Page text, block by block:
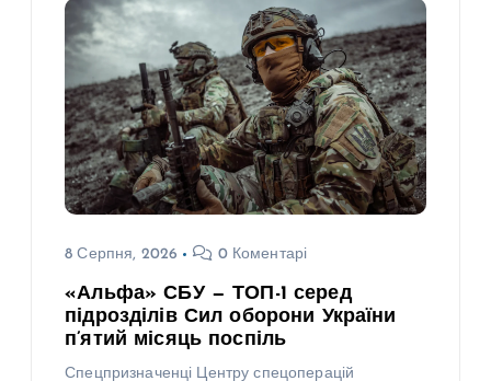
8 Серпня, 2026 0 Коментарі
«Альфа» СБУ — ТОП-1 серед
підрозділів Сил оборони України
п’ятий місяць поспіль
Спецпризначенці Центру спецоперацій